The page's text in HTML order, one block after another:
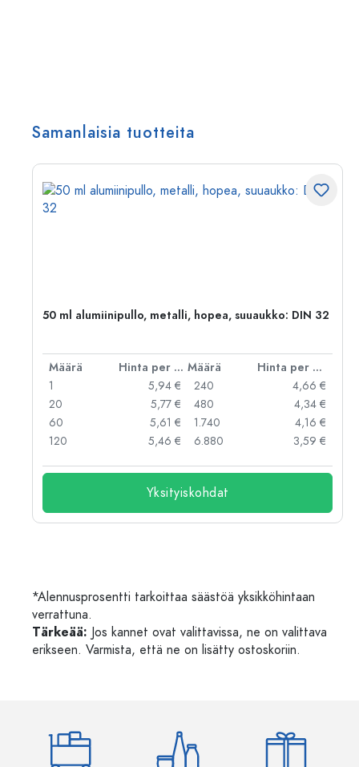
Samanlaisia tuotteita
50 ml alumiinipullo, metalli, hopea, suuaukko: DIN 32
Määrä Hinta per kpl Määrä
Hinta per kpl
1
5,94 €
20
5,77 €
60
5,61 €
120
5,46 €
240
4,66 €
480
4,34 €
1.740
4,16 €
6.880
3,59 €
Yksityiskohdat
*Alennusprosentti tarkoittaa säästöä yksikköhintaan
verrattuna.
Tärkeää: Jos kannet ovat valittavissa, ne on valittava
erikseen. Varmista, että ne on lisätty ostoskoriin.